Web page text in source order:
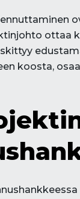
ottaa
koosta,